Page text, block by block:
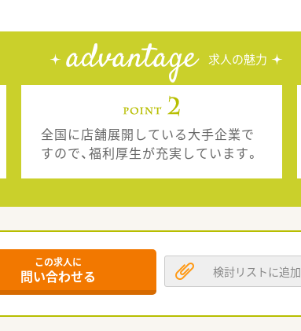
advantage 求人の魅力
全国に店舗展開している大手企業で
すので、福利厚生が充実しています。
この求人に
問い合わせる 検討リストに追加